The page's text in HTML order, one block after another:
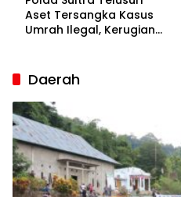
Aset Tersangka Kasus
Umrah Ilegal, Kerugian
Daerah